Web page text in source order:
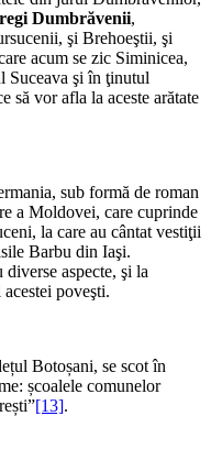
Dumbrăvenii,
şi Brehoeştii, şi
acum se zic Siminicea,
Suceava şi în ţinutul
să vor afla la aceste arătate
sub formă de roman
a Moldovei, care cuprinde
la care au cântat vestiţii
Barbu din Iaşi.
diverse aspecte, şi la
poveşti.
Botoșani, se scot în
școalele comunelor
[13].